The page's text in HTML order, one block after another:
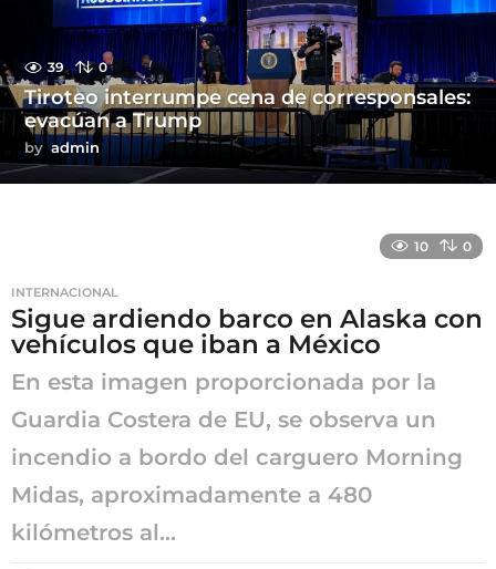
39 0
Tiroteo interrumpe cena de corresponsales:
evacúan a Trump
by admin
10 0
INTERNACIONAL
Sigue ardiendo barco en Alaska con
vehículos que iban a México
En esta imagen proporcionada por la
Guardia Costera de EU, se observa un
incendio a bordo del carguero Morning
Midas, aproximadamente a 480
kilómetros al...